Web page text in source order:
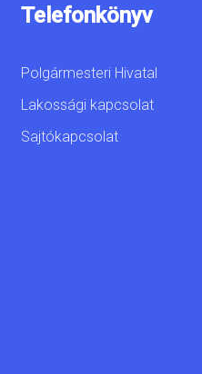
Telefonkönyv
Polgármesteri Hivatal
Lakossági kapcsolat
Sajtókapcsolat